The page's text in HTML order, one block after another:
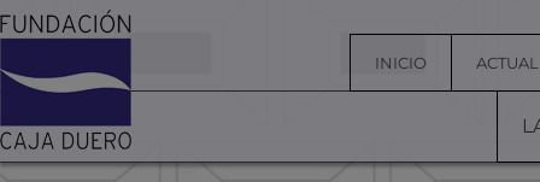
INICIO